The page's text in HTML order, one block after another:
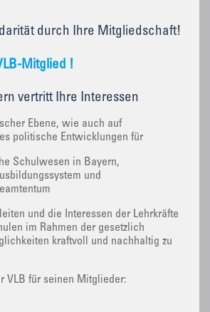
durch Ihre Mitgliedschaft!
Mitglied !
vertritt Ihre Interessen
Ebene, wie auch auf
politische Entwicklungen für
Schulwesen in Bayern,
und
und die Interessen der Lehrkräfte
im Rahmen der gesetzlich
kraftvoll und nachhaltig zu
VLB für seinen Mitglieder: